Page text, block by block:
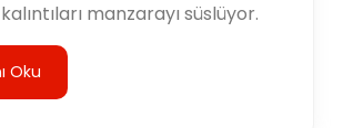
manzarayı süslüyor.
Oku